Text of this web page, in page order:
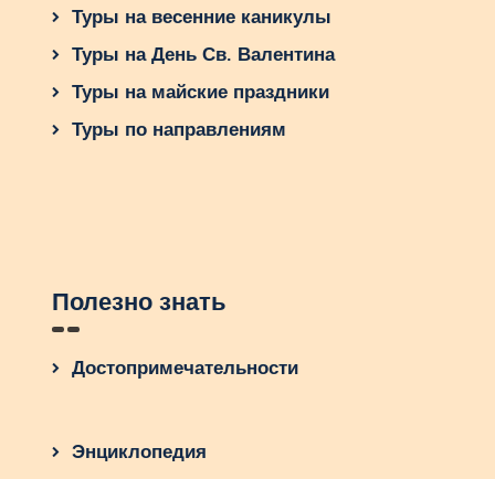
Туры на весенние каникулы
Туры на День Св. Валентина
Туры на майские праздники
Туры по направлениям
Полезно знать
Достопримечательности
Энциклопедия